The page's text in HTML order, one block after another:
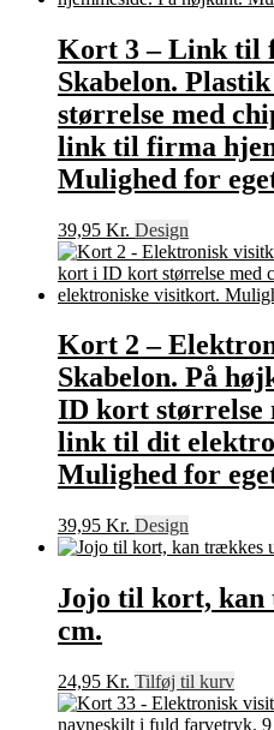
Kort 3 – Link til
Skabelon.
størrelse med
link til firma
Mulighed for
39,95 Kr. Design
Kort 2 –
Skabelon. På
ID kort størrelse
link til dit
Mulighed for
39,95 Kr. Design
Jojo til kort, kan
cm.
24,95 Kr. Tilføj til kurv